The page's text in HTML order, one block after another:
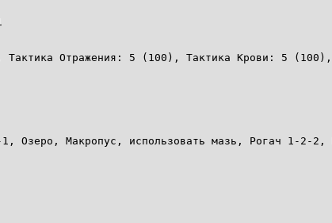
Отражения: 5 (100), Тактика Крови: 5 (100),
Озеро, Макропус, использовать мазь, Рогач 1-2-